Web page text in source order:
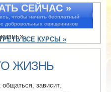
СЕЙЧАС »
чтобы начать бесплатный
добровольных священников
ВСЕ КУРСЫ »
ЖИЗНЬ
зависит,